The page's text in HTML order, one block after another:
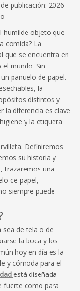
publicación: 2026-
humilde objeto que
comida? La
que se encuentra en
mundo. Sin
pañuelo de papel.
la
distintos y
la diferencia es clave
y la etiqueta
Definiremos
su historia y
trazaremos una
de papel,
siempre puede
sea de tela o de
la boca y los
hoy en día es la
y cómoda para el
está diseñada
fuerte como para